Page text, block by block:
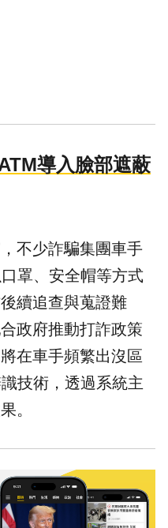
導入臉部遮蔽
不少詐騙集團車手
罩、安全帽等方式
續追查與蒐證難
政府推動打詐政策
在車手頻繁出沒區
技術，透過系統主
。